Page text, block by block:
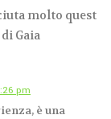
molto quest
Gaia
pm
è una